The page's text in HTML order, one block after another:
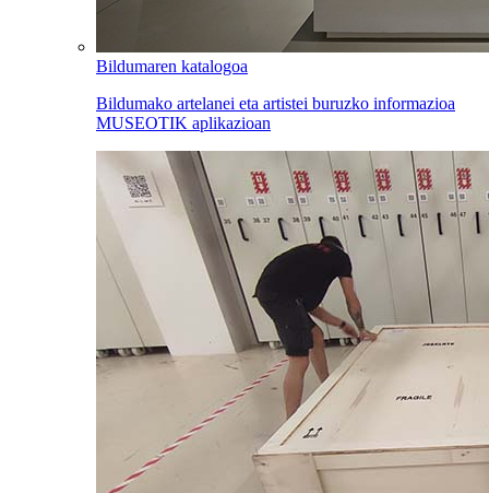
Bildumaren katalogoa
Bildumako artelanei eta artistei buruzko informazioa
MUSEOTIK aplikazioan